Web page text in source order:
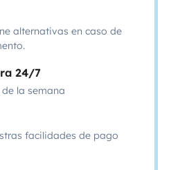
alternativas en caso de
24/7
la semana
facilidades de pago